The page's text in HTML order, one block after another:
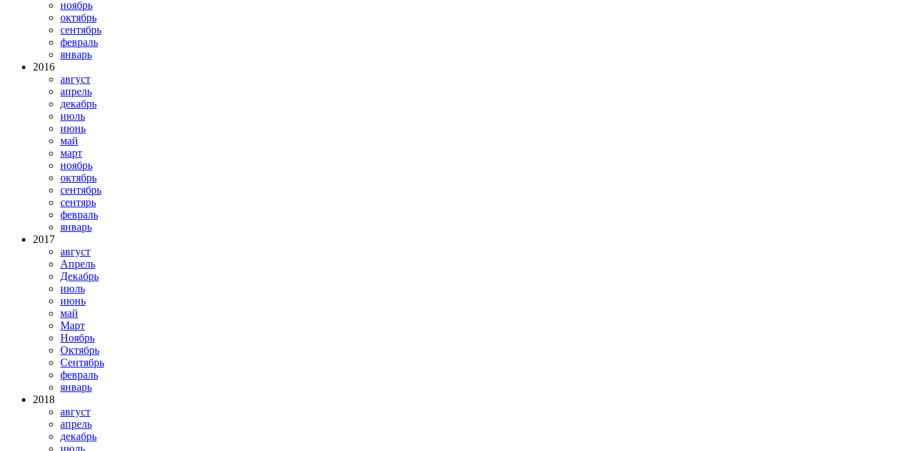
ноябрь
октябрь
сентябрь
февраль
январь
2016
август
апрель
декабрь
июль
июнь
май
март
ноябрь
октябрь
сентябрь
сентярь
февраль
январь
2017
август
Апрель
Декабрь
июль
июнь
май
Март
Ноябрь
Октябрь
Сентябрь
февраль
январь
2018
август
апрель
декабрь